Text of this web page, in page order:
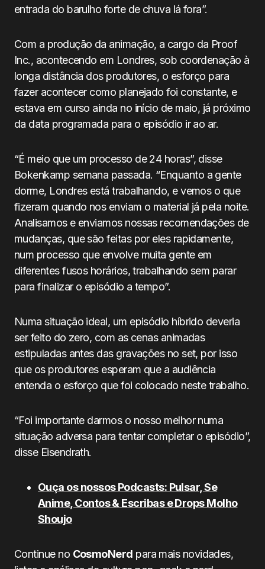
entrada do barulho forte de chuva lá fora”.
Com a produção da animação, a cargo da Proof
Inc., acontecendo em Londres, sob coordenação à
longa distância dos produtores, o esforço para
fazer acontecer como planejado foi constante, e
estava em curso ainda no início de maio, já próximo
da data programada para o episódio ir ao ar.
“É meio que um processo de 24 horas”, disse
Bokenkamp semana passada. “Enquanto a gente
dorme, Londres está trabalhando, e vemos o que
fizeram quando nos enviam o material já pela noite.
Analisamos e enviamos nossas recomendações de
mudanças, que são feitas por eles rapidamente,
num processo que envolve muita gente em
diferentes fusos horários, trabalhando sem parar
para finalizar o episódio a tempo”.
Numa situação ideal, um episódio híbrido deveria
ser feito do zero, com as cenas animadas
estipuladas antes das gravações no set, por isso
que os produtores esperam que a audiência
entenda o esforço que foi colocado neste trabalho.
“Foi importante darmos o nosso melhor numa
situação adversa para tentar completar o episódio”,
disse Eisendrath.
Ouça os nossos Podcasts: Pulsar, Se
Anime, Contos & Escribas e Drops Molho
Shoujo
Continue no CosmoNerd para mais novidades,